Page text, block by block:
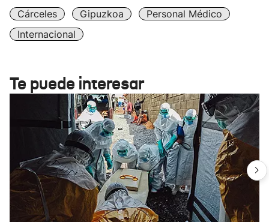
Cárceles
Gipuzkoa
Personal Médico
Internacional
Te puede interesar